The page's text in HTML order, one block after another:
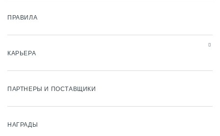
ПРАВИЛА
КАРЬЕРА
ПАРТНЕРЫ И ПОСТАВЩИКИ
НАГРАДЫ